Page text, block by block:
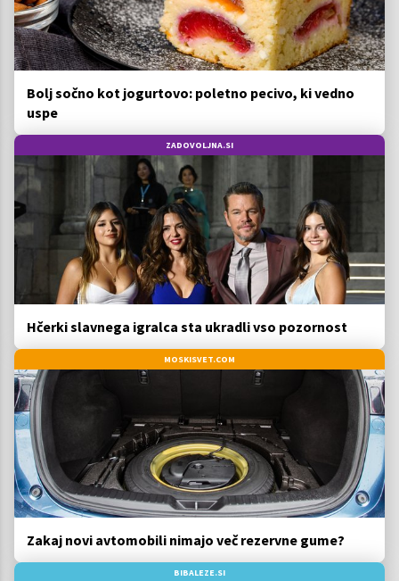
Bolj sočno kot jogurtovo: poletno pecivo, ki vedno
uspe
ZADOVOLJNA.SI
Hčerki slavnega igralca sta ukradli vso pozornost
MOSKISVET.COM
Zakaj novi avtomobili nimajo več rezervne gume?
BIBALEZE.SI